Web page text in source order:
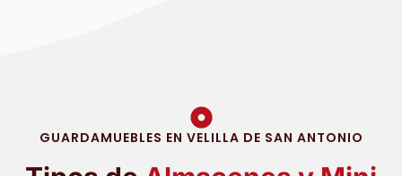
GUARDAMUEBLES EN VELILLA DE SAN ANTONIO